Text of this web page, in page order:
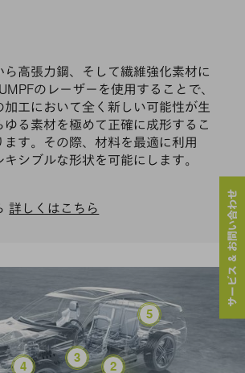
ら高張力鋼、そして繊維強化素材に
のレーザーを使用することで、
加工において全く新しい可能性が生
ゆる素材を極めて正確に成形するこ
ます。その際、材料を最適に利用
キシブルな形状を可能にします。
詳しくはこちら
バッテリーセルとモ
パワーエレクトロニクス
パワートレイン
軽量構造
サービス & お問い合わせ